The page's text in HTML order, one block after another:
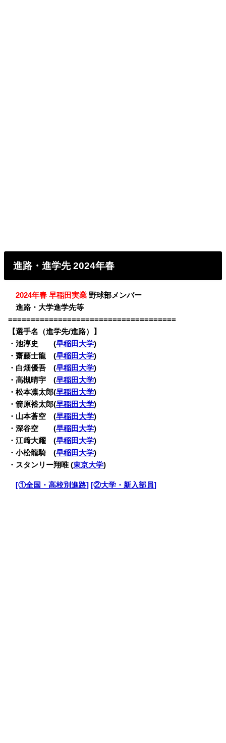
進路・進学先 2024年春
・2024年春 早稲田実業 野球部メンバー
・進路・大学進学先等
=====================================
【選手名（進学先/進路）】
・池淳史 (早稲田大学)
・齋藤士龍 (早稲田大学)
・白畑優吾 (早稲田大学)
・高槻晴宇 (早稲田大学)
・松本凛太郎(早稲田大学)
・箭原裕太郎(早稲田大学)
・山本蒼空 (早稲田大学)
・深谷空 (早稲田大学)
・江﨑大耀 (早稲田大学)
・小松龍騎 (早稲田大学)
・スタンリー翔唯 (東京大学)
[①全国・高校別進路] [②大学・新入部員]